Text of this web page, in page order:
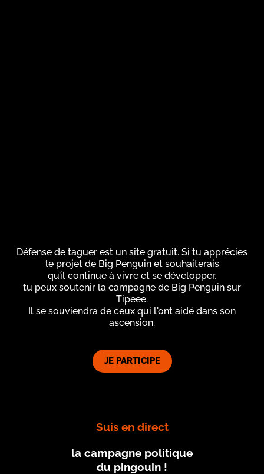
Défense de taguer est un site gratuit. Si tu apprécies
le projet de Big Penguin et souhaiterais
qu’il continue à vivre et se développer,
tu peux soutenir la campagne de Big Penguin sur
Tipeee.
Il se souviendra de ceux qui l'ont aidé dans son
ascension.
JE PARTICIPE
Suis en direct
la campagne politique
du pingouin !